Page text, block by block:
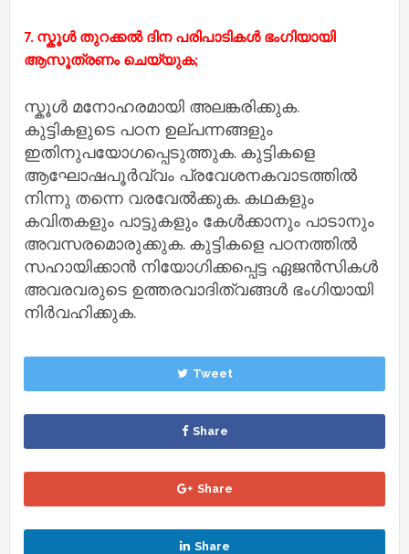
7. സ്കൂള്‍ തുറക്കല്‍ ദിന പരിപാടികള്‍ ഭംഗിയായി
ആസൂത്രണം ചെയ്യുക;
സ്കൂള്‍ മനോഹരമായി അലങ്കരിക്കുക.
കുട്ടികളുടെ പഠന ഉല്പന്നങ്ങളും
ഇതിനുപയോഗപ്പെടുത്തുക. കുട്ടികളെ
ആഘോഷപൂര്‍വ്വം പ്രവേശനകവാടത്തില്‍
നിന്നു തന്നെ വരവേൽക്കുക. കഥകളും
കവിതകളും പാട്ടുകളും കേള്‍ക്കാനും പാടാനും
അവസരമൊരുക്കുക. കുട്ടികളെ പഠനത്തില്‍
സഹായിക്കാന്‍ നിയോഗിക്കപ്പെട്ട ഏജന്‍സികള്‍
അവരവരുടെ ഉത്തരവാദിത്വങ്ങള്‍ ഭംഗിയായി
നിര്‍വഹിക്കുക.
Tweet
Share
Share
Share